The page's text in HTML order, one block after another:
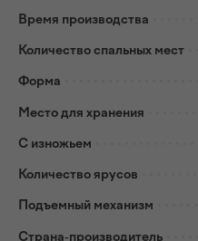
Время производства
Количество спальных мест
Форма
Место для хранения
С изножьем
Количество ярусов
Подъемный механизм
Страна-производитель